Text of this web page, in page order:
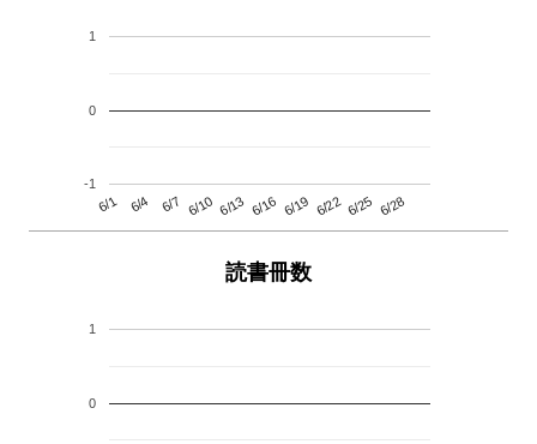
6/1 6/4 6/7 6/10 6/13 6/16 6/19 6/22 6/25 6/28
-1
0
1
読書冊数
0
1